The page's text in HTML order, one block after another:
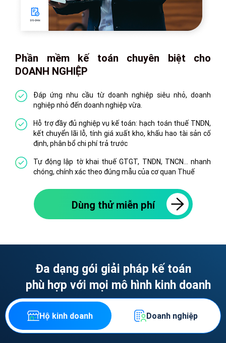
Phần mềm kế toán chuyên biệt cho
DOANH NGHIỆP
Đáp ứng nhu cầu từ doanh nghiệp siêu nhỏ, doanh
nghiệp nhỏ đến doanh nghiệp vừa.
Hỗ trợ đầy đủ nghiệp vụ kế toán: hạch toán thuế TNDN,
kết chuyển lãi lỗ, tính giá xuất kho, khấu hao tài sản cố
định, phân bổ chi phí trả trước
Tự động lập tờ khai thuế GTGT, TNDN, TNCN… nhanh
chóng, chính xác theo đúng mẫu của cơ quan Thuế
Dùng thử miễn phí
Đa dạng gói giải pháp kế toán
phù hợp với mọi mô hình kinh doanh
Hộ kinh doanh Doanh nghiệp